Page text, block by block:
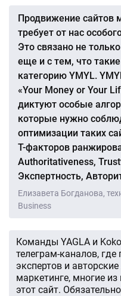
Продвижение сайтов
требует от нас
Это связано не
еще и с тем, что
категорию YMYL.
«Your Money or Your
диктуют особые
которые нужно
оптимизации таких
T-факторов
Authoritativeness,
Экспертность,
Елизавета Богданова,
Business
Команды YAGLA и
телеграм-каналов,
экспертов и
маркетинге, многие
этот сайт. Обязательно